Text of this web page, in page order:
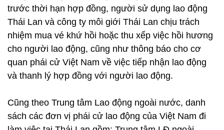
trước thời hạn hợp đồng, người sử dụng lao động
Thái Lan và công ty môi giới Thái Lan chịu trách
nhiệm mua vé khứ hồi hoặc thu xếp việc hồi hương
cho người lao động, cũng như thông báo cho cơ
quan phái cử Việt Nam về việc tiếp nhận lao động
và thanh lý hợp đồng với người lao động.
Cũng theo Trung tâm Lao động ngoài nước, danh
sách các đơn vị phái cử lao động của Việt Nam đi